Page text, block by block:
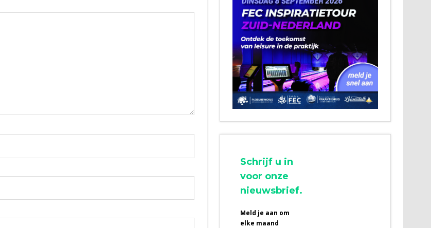
Schrijf u in
voor onze
nieuwsbrief.
Meld je aan om
elke maand